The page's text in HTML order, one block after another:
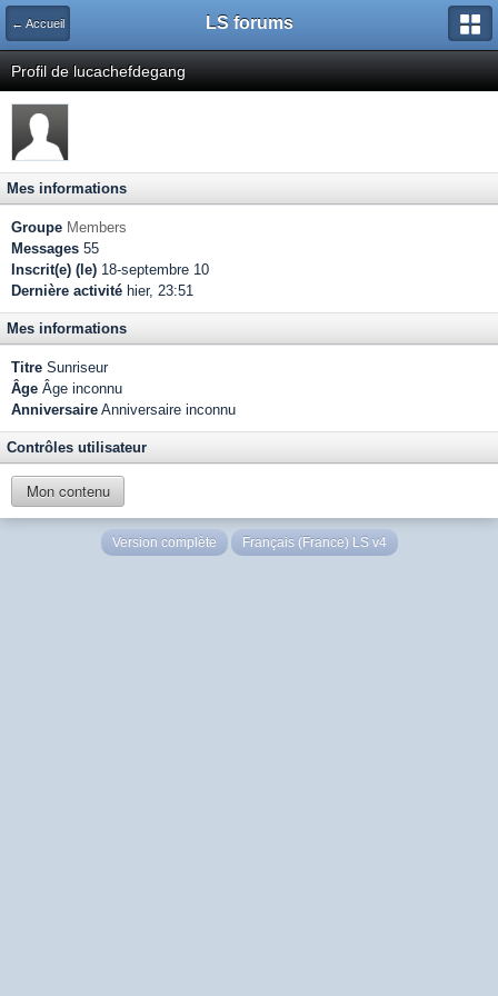
← Accueil LS forums
Profil de lucachefdegang
Mes informations
Groupe Members
Messages 55
Inscrit(e) (le) 18-septembre 10
Dernière activité hier, 23:51
Mes informations
Titre Sunriseur
Âge Âge inconnu
Anniversaire Anniversaire inconnu
Contrôles utilisateur
Mon contenu
Version complète Français (France) LS v4